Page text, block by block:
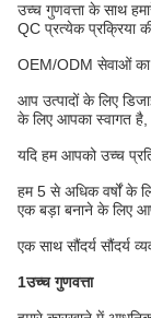
उच्च गुणवत्ता के साथ
QC प्रत्येक प्रक्रिया
OEM/ODM सेवाओं का
आप उत्पादों के लिए
के लिए आपका स्वागत है,
यदि हम आपको उच्च
हम 5 से अधिक वर्षों के
एक बड़ा बनाने के लिए
एक साथ सौंदर्य सौंदर्य
1उच्च गुणवत्ता